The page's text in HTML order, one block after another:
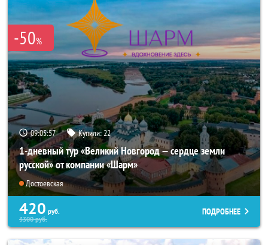
-50%
09:05:55 Купили: 22
1-дневный тур «Великий Новгород — сердце земли
русской» от компании «Шарм»
Достоевская
420 руб.
3300руб.
ПОДРОБНЕЕ